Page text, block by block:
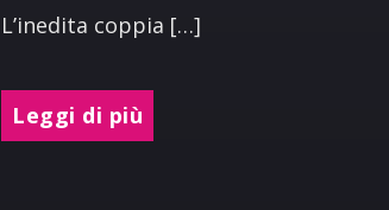
L’inedita coppia […]
Leggi di più